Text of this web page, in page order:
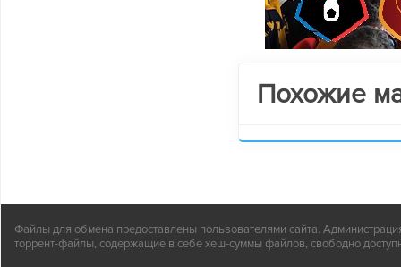
Похожие
Файлы для обмена предоставлены пользователями сайта.
торрент-файлы, содержащие в себе хеш-суммы файлов, свободно